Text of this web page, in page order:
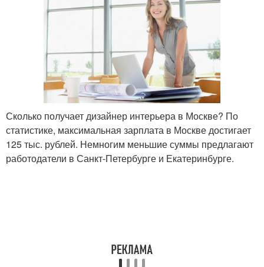
Сколько получает дизайнер интерьера в Москве? По
статистике, максимальная зарплата в Москве достигает
125 тыс. рублей. Немногим меньшие суммы предлагают
работодатели в Санкт-Петербурге и Екатеринбурге.